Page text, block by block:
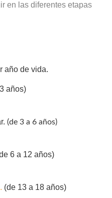
en las diferentes etapas
año de vida.
años)
(de 3 a 6 años)
6 a 12 años)
. (de 13 a 18 años)